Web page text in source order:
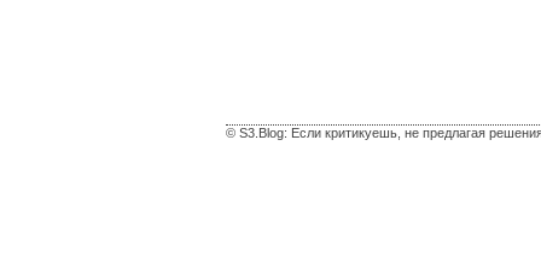
© S3.Blog: Если критикуешь, не предлагая